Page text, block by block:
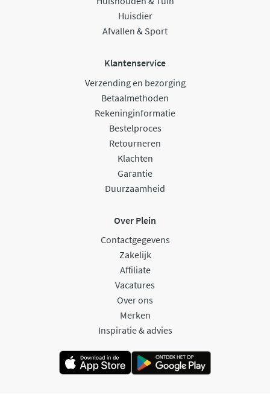
Huisdier
Afvallen & Sport
Klantenservice
Verzending en bezorging
Betaalmethoden
Rekeninginformatie
Bestelproces
Retourneren
Klachten
Garantie
Duurzaamheid
Over Plein
Contactgegevens
Zakelijk
Affiliate
Vacatures
Over ons
Merken
Inspiratie & advies